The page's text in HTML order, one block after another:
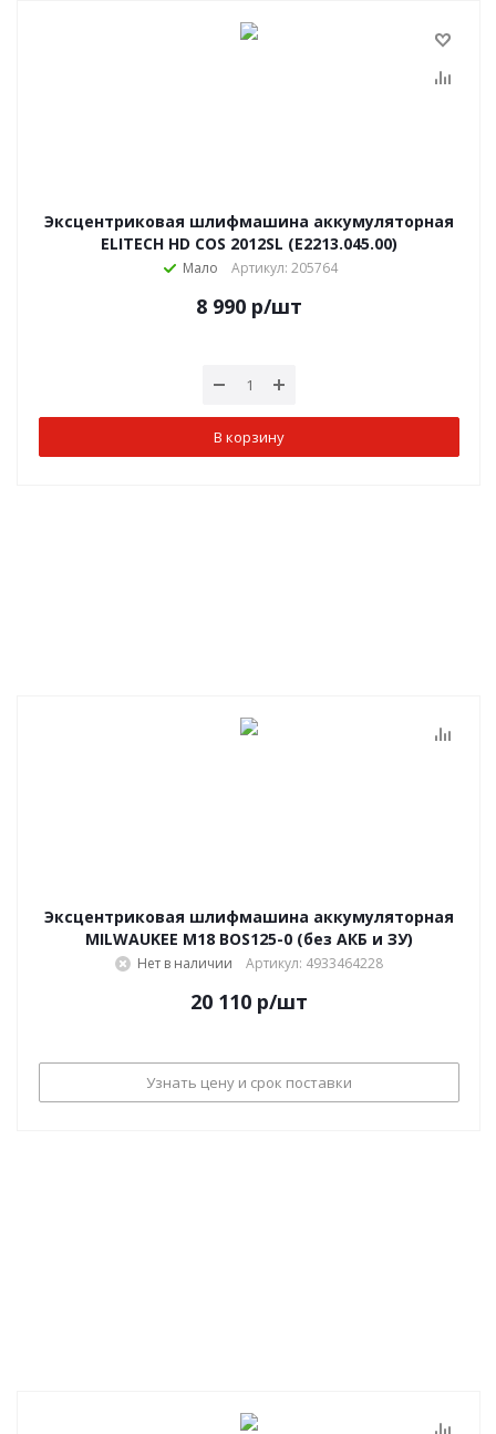
Эксцентриковая шлифмашина аккумуляторная
ELITECH HD COS 2012SL (E2213.045.00)
Мало Артикул: 205764
8 990 р/шт
В корзину
Эксцентриковая шлифмашина аккумуляторная
MILWAUKEE M18 BOS125-0 (без АКБ и ЗУ)
Нет в наличии Артикул: 4933464228
20 110 р/шт
Узнать цену и срок поставки